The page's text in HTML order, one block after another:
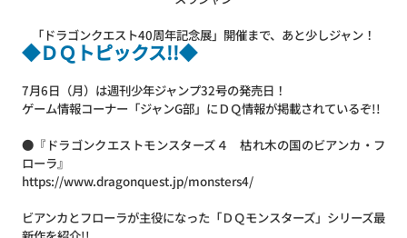
「ドラゴンクエスト40周年記念展」開催まで、あと少しジャン！
◆ＤＱトピックス!!◆
7月6日（月）は週刊少年ジャンプ32号の発売日！
ゲーム情報コーナー「ジャンG部」にＤＱ情報が掲載されているぞ!!
●『ドラゴンクエストモンスターズ４ 枯れ木の国のビアンカ・フ
ローラ』
https://www.dragonquest.jp/monsters4/
ビアンカとフローラが主役になった「ＤＱモンスターズ」シリーズ最